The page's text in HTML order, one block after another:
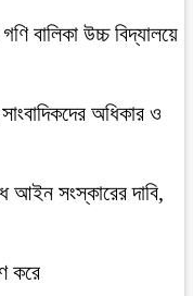
বালিকা উচ্চ বিদ্যালয়ে
অধিকার ও
আইন সংস্কারের দাবি,
করে